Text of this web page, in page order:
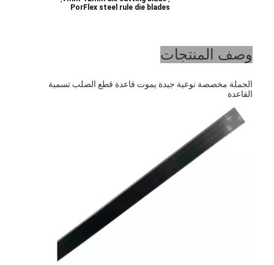
PorFlex steel rule die blades
وصف المنتجات
القاعدة